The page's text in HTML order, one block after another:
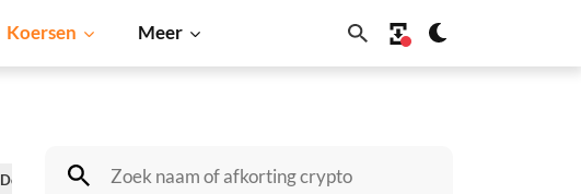
Koersen Meer
Dogecoin Solana BNB